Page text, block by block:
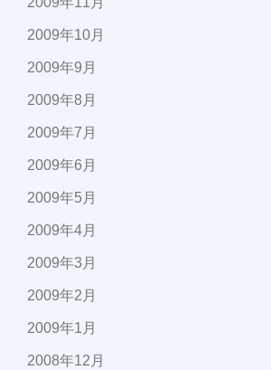
2009年10月
2009年9月
2009年8月
2009年7月
2009年6月
2009年5月
2009年4月
2009年3月
2009年2月
2009年1月
2008年12月